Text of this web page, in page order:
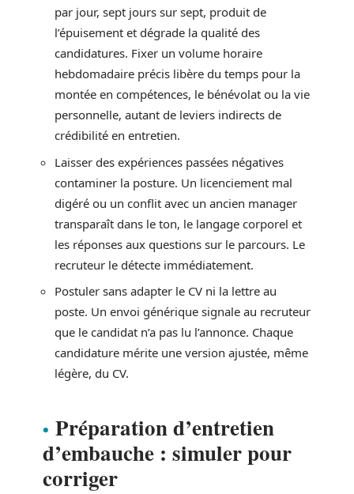
par jour, sept jours sur sept, produit de
l’épuisement et dégrade la qualité des
candidatures. Fixer un volume horaire
hebdomadaire précis libère du temps pour la
montée en compétences, le bénévolat ou la vie
personnelle, autant de leviers indirects de
crédibilité en entretien.
Laisser des expériences passées négatives
contaminer la posture. Un licenciement mal
digéré ou un conflit avec un ancien manager
transparaît dans le ton, le langage corporel et
les réponses aux questions sur le parcours. Le
recruteur le détecte immédiatement.
Postuler sans adapter le CV ni la lettre au
poste. Un envoi générique signale au recruteur
que le candidat n’a pas lu l’annonce. Chaque
candidature mérite une version ajustée, même
légère, du CV.
Préparation d’entretien
d’embauche : simuler pour
corriger